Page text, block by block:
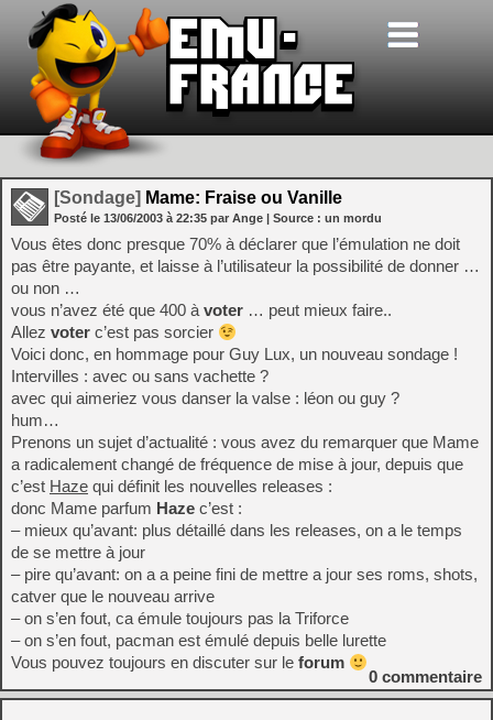
[Sondage] Mame: Fraise ou Vanille
Posté le 13/06/2003 à 22:35 par Ange | Source : un mordu
Vous êtes donc presque 70% à déclarer que l’émulation ne doit
pas être payante, et laisse à l’utilisateur la possibilité de donner …
ou non …
vous n’avez été que 400 à voter … peut mieux faire..
Allez voter c’est pas sorcier
Voici donc, en hommage pour Guy Lux, un nouveau sondage !
Intervilles : avec ou sans vachette ?
avec qui aimeriez vous danser la valse : léon ou guy ?
hum…
Prenons un sujet d’actualité : vous avez du remarquer que Mame
a radicalement changé de fréquence de mise à jour, depuis que
c’est Haze qui définit les nouvelles releases :
donc Mame parfum Haze c’est :
– mieux qu’avant: plus détaillé dans les releases, on a le temps
de se mettre à jour
– pire qu’avant: on a a peine fini de mettre a jour ses roms, shots,
catver que le nouveau arrive
– on s’en fout, ca émule toujours pas la Triforce
– on s’en fout, pacman est émulé depuis belle lurette
Vous pouvez toujours en discuter sur le forum
0 commentaire